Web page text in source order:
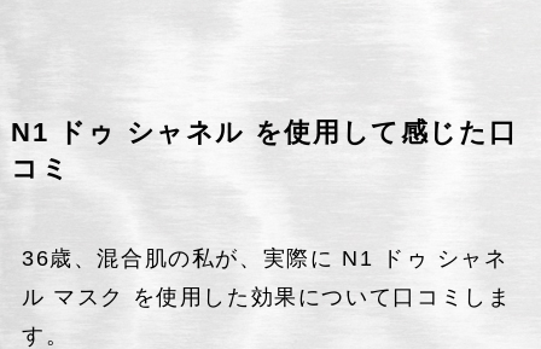
N1 ドゥ シャネル を使用して感じた口
コミ
36歳、混合肌の私が、実際に N1 ドゥ シャネ
ル マスク を使用した効果について口コミしま
す。